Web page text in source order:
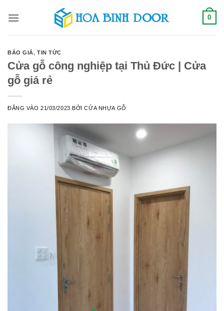
qua
0
BÁO GIÁ,TIN TỨC
Cửa gỗ công nghiệp tại Thủ Đức | Cửa
gỗ giá rẻ
ĐĂNG VÀO21/03/2023 BỞICỬA NHỰA GỖ